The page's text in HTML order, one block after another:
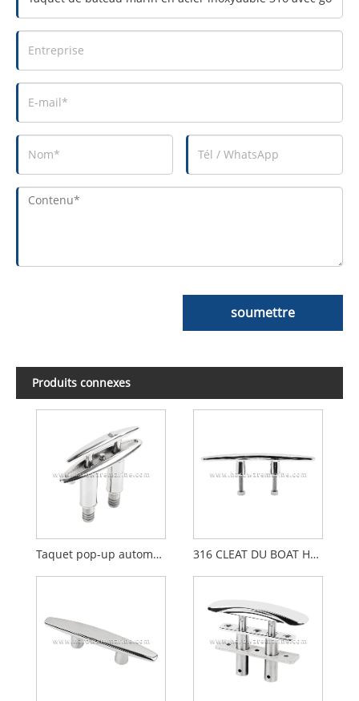
soumettre
Produits connexes
Taquet pop-up automatique pour bateau marin en acier inoxydable 316 316 CLEAT DU BOAT HOPBACKED HOPBACKED ENDURIN